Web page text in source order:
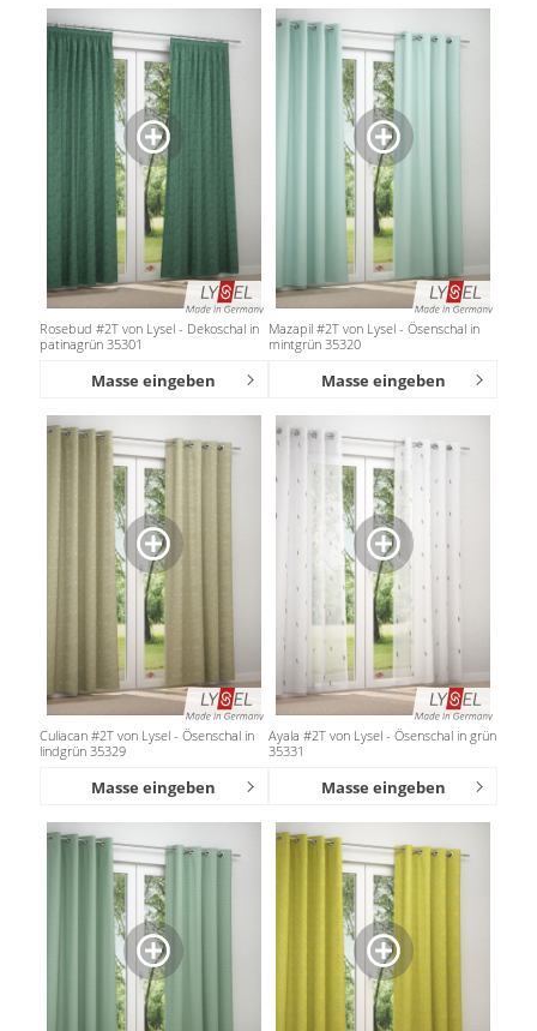
Rosebud #2T von Lysel - Dekoschal in
patinagrün 35301
Masse eingeben
Mazapil #2T von Lysel - Ösenschal in
mintgrün 35320
Masse eingeben
Culiacan #2T von Lysel - Ösenschal in
lindgrün 35329
Masse eingeben
Ayala #2T von Lysel - Ösenschal in grün
35331
Masse eingeben